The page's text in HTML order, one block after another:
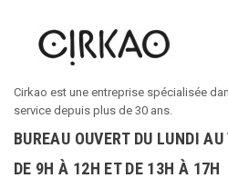
Cirkao est une entreprise spécialisée
service depuis plus de 30 ans.
BUREAU OUVERT DU LUNDI AU
DE 9H À 12H ET DE 13H À 17H